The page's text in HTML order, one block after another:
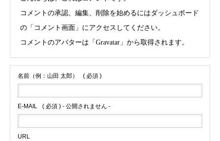
コメントの承認、編集、削除を始めるにはダッシュボード
の「コメント画面」にアクセスしてください。
コメントのアバターは「 Gravatar 」から取得されます。
名前（例：山田 太郎） ( 必須 )
E-MAIL ( 必須 ) - 公開されません -
URL